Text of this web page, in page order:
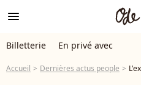
menu
Billetterie En privé avec
Accueil Dernières actus people L'ex-